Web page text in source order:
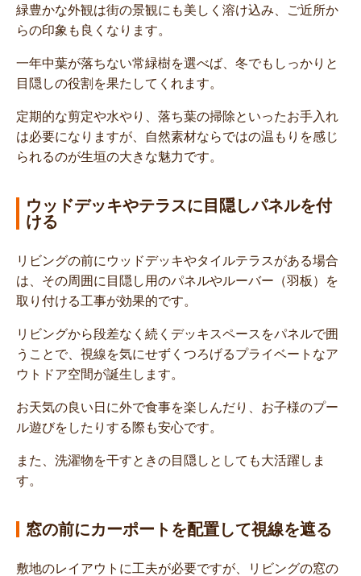
緑豊かな外観は街の景観にも美しく溶け込み、ご近所か
らの印象も良くなります。
一年中葉が落ちない常緑樹を選べば、冬でもしっかりと
目隠しの役割を果たしてくれます。
定期的な剪定や水やり、落ち葉の掃除といったお手入れ
は必要になりますが、自然素材ならではの温もりを感じ
られるのが生垣の大きな魅力です。
ウッドデッキやテラスに目隠しパネルを付
ける
リビングの前にウッドデッキやタイルテラスがある場合
は、その周囲に目隠し用のパネルやルーバー（羽板）を
取り付ける工事が効果的です。
リビングから段差なく続くデッキスペースをパネルで囲
うことで、視線を気にせずくつろげるプライベートなア
ウトドア空間が誕生します。
お天気の良い日に外で食事を楽しんだり、お子様のプー
ル遊びをしたりする際も安心です。
また、洗濯物を干すときの目隠しとしても大活躍しま
す。
窓の前にカーポートを配置して視線を遮る
敷地のレイアウトに工夫が必要ですが、リビングの窓の